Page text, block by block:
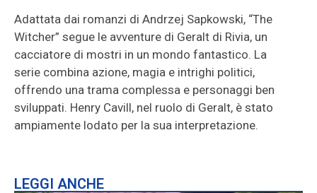
Adattata dai romanzi di Andrzej Sapkowski, “The
Witcher” segue le avventure di Geralt di Rivia, un
cacciatore di mostri in un mondo fantastico. La
serie combina azione, magia e intrighi politici,
offrendo una trama complessa e personaggi ben
sviluppati. Henry Cavill, nel ruolo di Geralt, è stato
ampiamente lodato per la sua interpretazione.
LEGGI ANCHE